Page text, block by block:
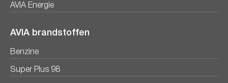
AVIA Energie
AVIA brandstoffen
Benzine
Super Plus 98